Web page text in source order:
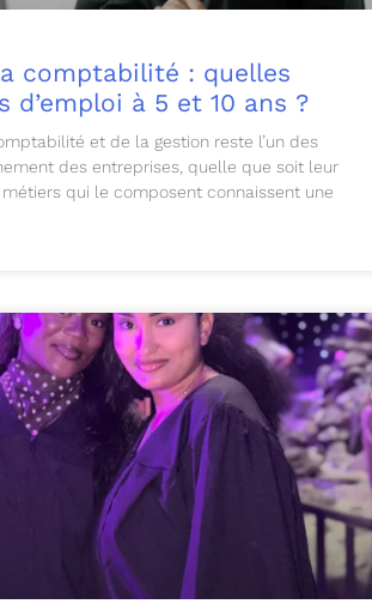
comptabilité : quelles
d’emploi à 5 et 10 ans ?
et de la gestion reste l’un des
des entreprises, quelle que soit leur
qui le composent connaissent une